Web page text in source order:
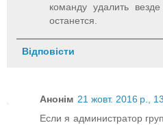
команду удалить
останется.
Відповісти
Анонім 21 жовт. 2016 р.,
Если я администратор